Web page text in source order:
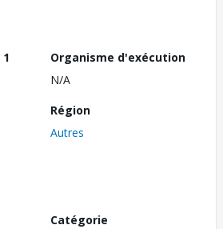
1
Organisme d'exécution
N/A
Région
Autres
Catégorie